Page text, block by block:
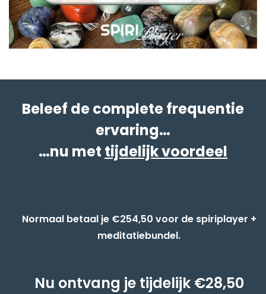
Beleef de complete frequentie
ervaring…
…nu met tijdelijk voordeel
Normaal betaal je €254,50 voor de spiriplayer +
meditatiebundel.
Nu ontvang je tijdelijk €28,50